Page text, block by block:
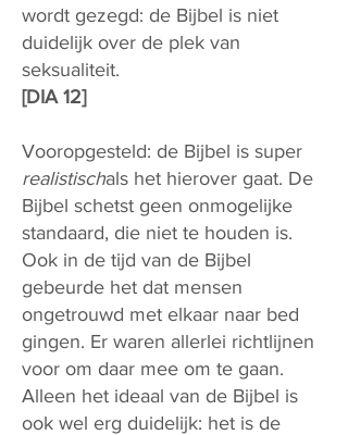
wordt gezegd: de Bijbel is niet
duidelijk over de plek van
seksualiteit.
[DIA 12]
Vooropgesteld: de Bijbel is super
realistischals het hierover gaat. De
Bijbel schetst geen onmogelijke
standaard, die niet te houden is.
Ook in de tijd van de Bijbel
gebeurde het dat mensen
ongetrouwd met elkaar naar bed
gingen. Er waren allerlei richtlijnen
voor om daar mee om te gaan.
Alleen het ideaal van de Bijbel is
ook wel erg duidelijk: het is de